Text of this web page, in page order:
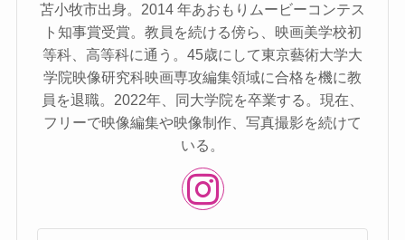
苫⼩牧市出⾝。2014 年あおもりムービーコンテス
ト知事賞受賞。教員を続ける傍ら、映画美学校初
等科、⾼等科に通う。45歳にして東京藝術⼤学⼤
学院映像研究科映画専攻編集領域に合格を機に教
員を退職。2022年、同⼤学院を卒業する。現在、
フリーで映像編集や映像制作、写真撮影を続けて
いる。